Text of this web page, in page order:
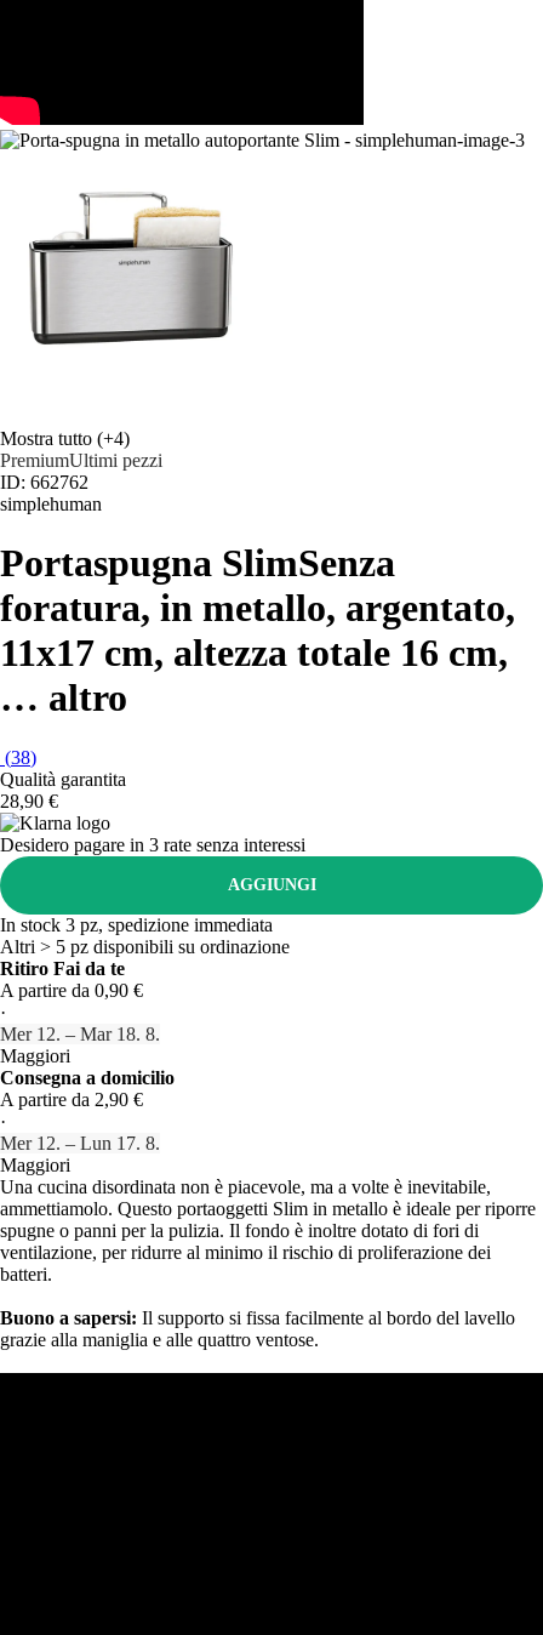
Mostra tutto (+4)
PremiumUltimi pezzi
ID: 662762
simplehuman
Portaspugna SlimSenza
foratura, in metallo, argentato,
11x17 cm, altezza totale 16 cm,
… altro
(38)
Qualità garantita
28,90 €
Desidero pagare in 3 rate senza interessi
AGGIUNGI
In stock 3 pz, spedizione immediata
Altri > 5 pz disponibili su ordinazione
Ritiro Fai da te
A partire da 0,90 €
·
Mer 12. – Mar 18. 8.
Maggiori
Consegna a domicilio
A partire da 2,90 €
·
Mer 12. – Lun 17. 8.
Maggiori
Una cucina disordinata non è piacevole, ma a volte è inevitabile,
ammettiamolo. Questo portaoggetti Slim in metallo è ideale per riporre
spugne o panni per la pulizia. Il fondo è inoltre dotato di fori di
ventilazione, per ridurre al minimo il rischio di proliferazione dei
batteri.
Buono a sapersi: Il supporto si fissa facilmente al bordo del lavello
grazie alla maniglia e alle quattro ventose.